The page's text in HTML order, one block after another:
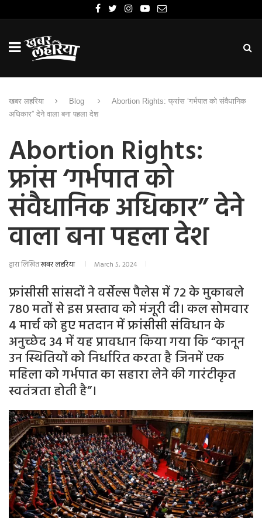
खबर लहरिया Blog
Abortion Rights: फ्रांस ‘गर्भपात को संवैधानिक
अधिकार” देने वाला बना पहला देश
Abortion Rights:
फ्रांस ‘गर्भपात को
संवैधानिक अधिकार” देने
वाला बना पहला देश
द्वारा लिखितखबर लहरिया March 5, 2024
फ्रांसीसी सांसदों ने वर्सेल्स पैलेस में 72 के मुकाबले
780 मतों से इस प्रस्ताव को मंजूरी दी। कल सोमवार
4 मार्च को हुए मतदान में फ्रांसीसी संविधान के
अनुच्छेद 34 में यह प्रावधान किया गया कि “कानून
उन स्थितियों को निर्धारित करता है जिनमें एक
महिला को गर्भपात का सहारा लेने की गारंटीकृत
स्वतंत्रता होती है”।